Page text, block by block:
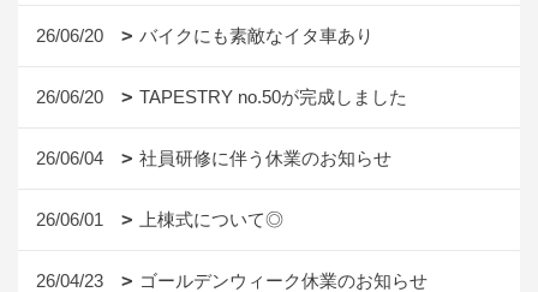
26/06/20 バイクにも素敵なイタ車あり
26/06/20 TAPESTRY no.50が完成しました
26/06/04 社員研修に伴う休業のお知らせ
26/06/01 上棟式について◎
26/04/23 ゴールデンウィーク休業のお知らせ